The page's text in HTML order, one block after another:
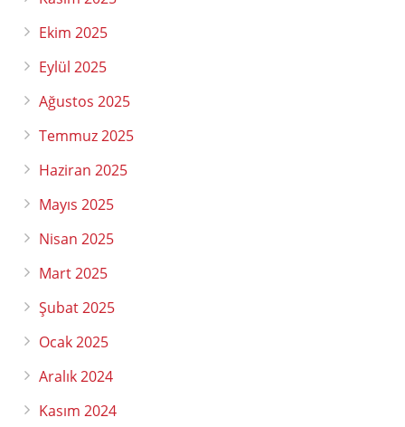
Ekim 2025
Eylül 2025
Ağustos 2025
Temmuz 2025
Haziran 2025
Mayıs 2025
Nisan 2025
Mart 2025
Şubat 2025
Ocak 2025
Aralık 2024
Kasım 2024